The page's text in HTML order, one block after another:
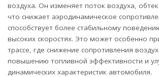
воздуха. Он изменяет поток воздуха,
что снижает аэродинамическое
способствует более стабильному
высоких скоростях. Это может особенно
трассе, где снижение сопротивления
повышению топливной эффективности и
динамических характеристик автомобиля.